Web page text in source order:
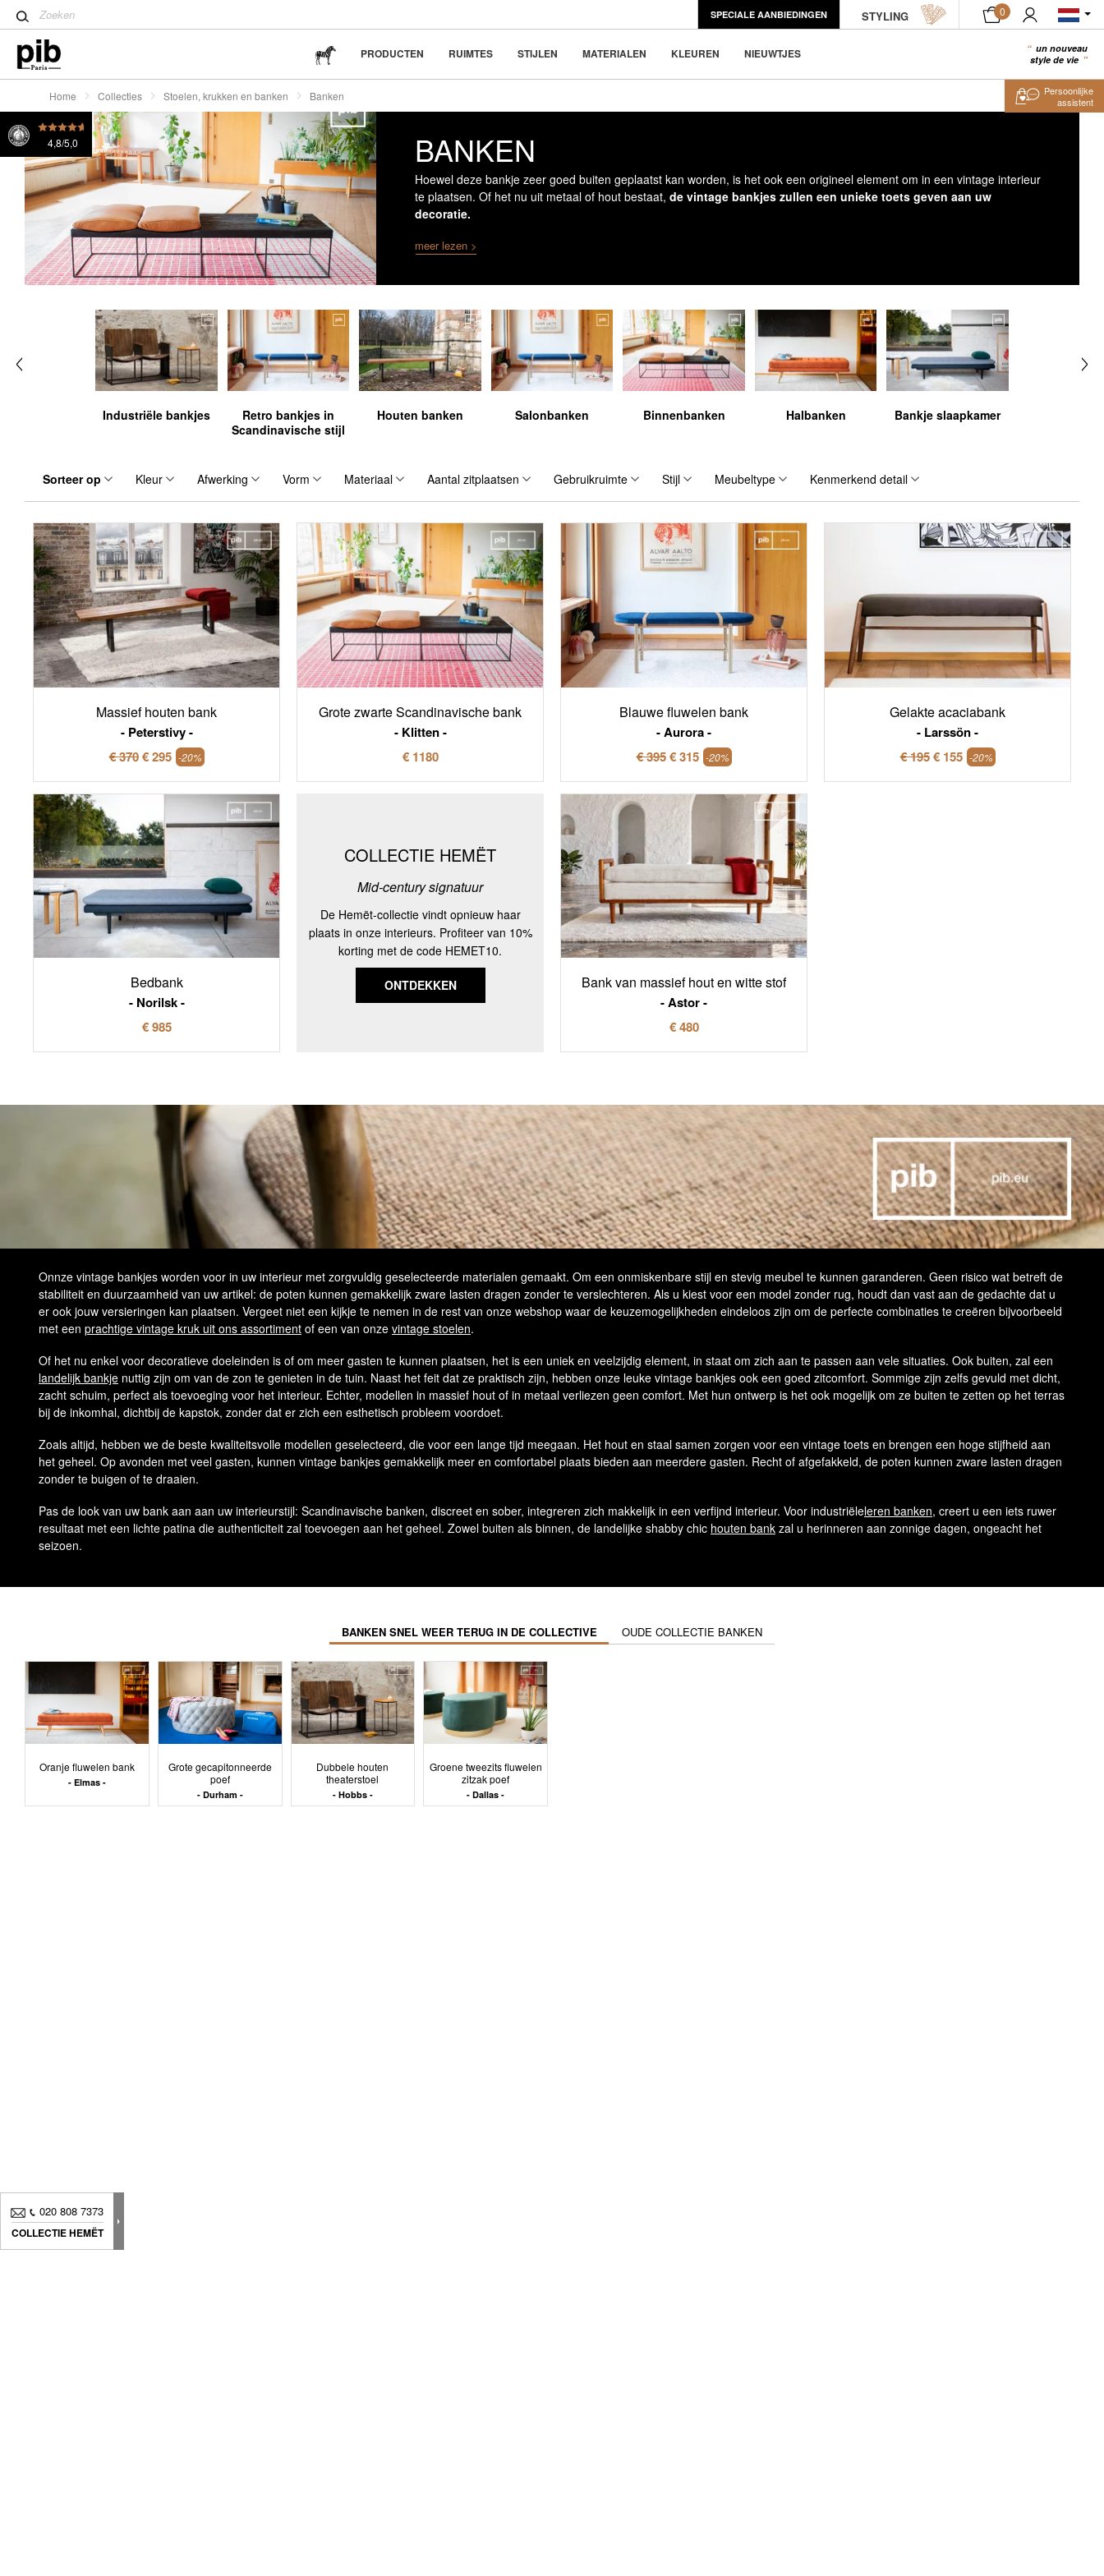
SPECIALE AANBIEDINGEN STYLING 0
Tips voor het creëren van een Scandinavisch design
Antieke huismeubelen zijn de nieuwe trend
PRODUCTEN RUIMTES STIJLEN MATERIALEN KLEUREN NIEUWTJES
un nouveau
style de vie
Home Collecties Stoelen, krukken en banken Banken
BANKEN
Hoewel deze bankje zeer goed buiten geplaatst kan worden, is het ook een origineel element om in een vintage interieur
te plaatsen. Of het nu uit metaal of hout bestaat, de vintage bankjes zullen een unieke toets geven aan uw
decoratie.
meer lezen >
Industriële bankjes
Retro bankjes in
Scandinavische stijl
Houten banken Salonbanken Binnenbanken Halbanken Bankje slaapkamer
Sorteer op Kleur Afwerking Vorm Materiaal Aantal zitplaatsen Gebruikruimte Stijl Meubeltype Kenmerkend detail
Massief houten bank
Peterstivy
€ 370€ 295 -20%
Grote zwarte Scandinavische bank
Klitten
€ 1180
Blauwe fluwelen bank
Aurora
€ 395€ 315 -20%
Gelakte acaciabank
Larssön
€ 195€ 155 -20%
Bedbank
Norilsk
€ 985
COLLECTIE HEMËT
Mid-century signatuur
De Hemët-collectie vindt opnieuw haar
plaats in onze interieurs. Profiteer van 10%
korting met de code HEMET10.
ONTDEKKEN Bank van massief hout en witte stof
Astor
€ 480
Onnze vintage bankjes worden voor in uw interieur met zorgvuldig geselecteerde materialen gemaakt. Om een onmiskenbare stijl en stevig meubel te kunnen garanderen. Geen risico wat betreft de
stabiliteit en duurzaamheid van uw artikel: de poten kunnen gemakkelijk zware lasten dragen zonder te verslechteren. Als u kiest voor een model zonder rug, houdt dan vast aan de gedachte dat u
er ook jouw versieringen kan plaatsen. Vergeet niet een kijkje te nemen in de rest van onze webshop waar de keuzemogelijkheden eindeloos zijn om de perfecte combinaties te creëren bijvoorbeeld
met een prachtige vintage kruk uit ons assortiment of een van onze vintage stoelen.
Of het nu enkel voor decoratieve doeleinden is of om meer gasten te kunnen plaatsen, het is een uniek en veelzijdig element, in staat om zich aan te passen aan vele situaties. Ook buiten, zal een
landelijk bankje nuttig zijn om van de zon te genieten in de tuin. Naast het feit dat ze praktisch zijn, hebben onze leuke vintage bankjes ook een goed zitcomfort. Sommige zijn zelfs gevuld met dicht,
zacht schuim, perfect als toevoeging voor het interieur. Echter, modellen in massief hout of in metaal verliezen geen comfort. Met hun ontwerp is het ook mogelijk om ze buiten te zetten op het terras
bij de inkomhal, dichtbij de kapstok, zonder dat er zich een esthetisch probleem voordoet.
Zoals altijd, hebben we de beste kwaliteitsvolle modellen geselecteerd, die voor een lange tijd meegaan. Het hout en staal samen zorgen voor een vintage toets en brengen een hoge stijfheid aan
het geheel. Op avonden met veel gasten, kunnen vintage bankjes gemakkelijk meer en comfortabel plaats bieden aan meerdere gasten. Recht of afgefakkeld, de poten kunnen zware lasten dragen
zonder te buigen of te draaien.
Pas de look van uw bank aan aan uw interieurstijl: Scandinavische banken, discreet en sober, integreren zich makkelijk in een verfijnd interieur. Voor industriëleleren banken, creert u een iets ruwer
resultaat met een lichte patina die authenticiteit zal toevoegen aan het geheel. Zowel buiten als binnen, de landelijke shabby chic houten bank zal u herinneren aan zonnige dagen, ongeacht het
seizoen.
BANKEN SNEL WEER TERUG IN DE COLLECTIVE OUDE COLLECTIE BANKEN
Oranje fluwelen bank
Elmas
Grote gecapitonneerde
poef
Durham
Dubbele houten
theaterstoel
Hobbs
Groene tweezits fluwelen
zitzak poef
Dallas
4,8/5,0
Persoonlijke
assistent
020 808 7373
COLLECTIE HEMËT